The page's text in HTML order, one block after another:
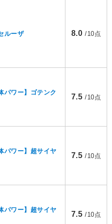
ルーザ 8.0 /10点
パワー】ゴテンク
7.5 /10点
パワー】超サイヤ
7.5 /10点
パワー】超サイヤ
7.5 /10点